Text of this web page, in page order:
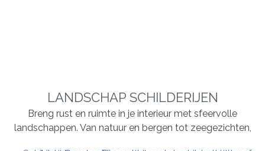
LANDSCHAP SCHILDERIJEN
Breng rust en ruimte in je interieur met sfeervolle
landschappen. Van natuur en bergen tot zeegezichten,